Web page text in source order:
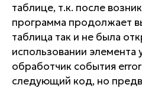
таблице, т.к. после
программа продолжает
таблица так и не была
использовании элемента
обработчик события error
следующий код, но